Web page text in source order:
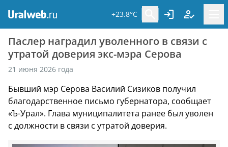
+23.8°C
Паслер наградил уволенного в связи с
утратой доверия экс-мэра Серова
21 июня 2026 года
Бывший мэр Серова Василий Сизиков получил
благодарственное письмо губернатора, сообщает
«Ъ-Урал». Глава муниципалитета ранее был уволен
с должности в связи с утратой доверия.